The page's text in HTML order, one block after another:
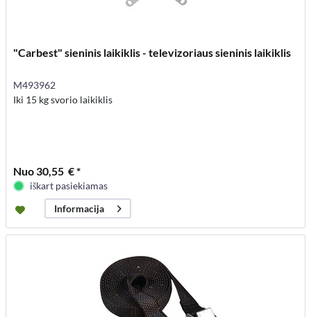
"Carbest" sieninis laikiklis - televizoriaus sieninis laikiklis
M493962
Iki 15 kg svorio laikiklis
Nuo 30,55 € *
iškart pasiekiamas
Informacija